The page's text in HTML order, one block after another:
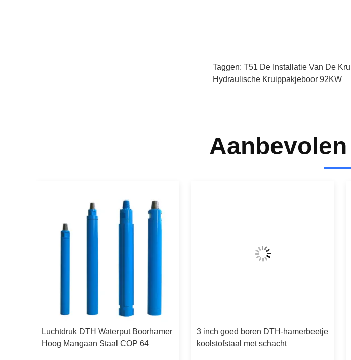
Taggen: T51 De Installatie Van De
Hydraulische Kruippakjeboor 92KW
Luchtdruk DTH Waterput Boorhamer
Hoog Mangaan Staal COP 64
3 inch goed boren DTH-hamerbeetje
koolstofstaal met schacht